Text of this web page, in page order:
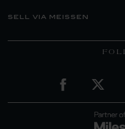
sell via meissen